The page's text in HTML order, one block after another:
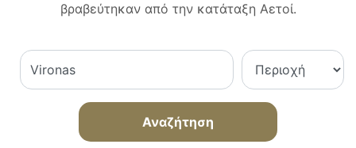
βραβεύτηκαν από την κατάταξη Αετοί.
Αναζήτηση